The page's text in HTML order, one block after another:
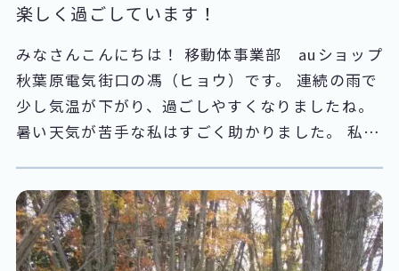
路上駐車なので接触事故もあり得ます。 現場に到
着するとまず前の班との引継ぎを行い、発電機の
給油作業からスタートします。 現場は研修センタ
ーの隣にあります。 給油が終わった後は発電機の
運転状況を見ながら数時間後に給油作業、これを
繰り返します。 給油時間以外は車のカーナビを使
用しテレビの画像確認を行います。 この作業を朝
9時～夜21時まで2日間行いました。 2日目のこと
です。 研修センターの入り口横におにぎりを4つ
乗せたお皿が置いてありました。
楽しく過ごしています！
みなさんこんにちは！ 移動体事業部 auショップ
秋葉原電気街口の馮（ヒョウ）です。 連続の雨で
少し気温が下がり、過ごしやすくなりましたね。
暑い天気が苦手な私はすごく助かりました。 私
なかったため、最初は大変苦労しました。